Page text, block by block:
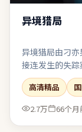
异境猎局
异境猎局由刁
接连发生的失
素被刻意混搭
尾收束有力，余
高清精品
2.7万
66个月